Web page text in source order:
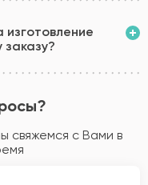
изготовление
заказу?
свяжемся с Вами в